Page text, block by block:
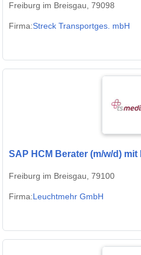
Freiburg im Breisgau, 79098
Firma:Streck Transportges. mbH
SAP HCM Berater (m/w/d)
Freiburg im Breisgau, 79100
Firma:Leuchtmehr GmbH